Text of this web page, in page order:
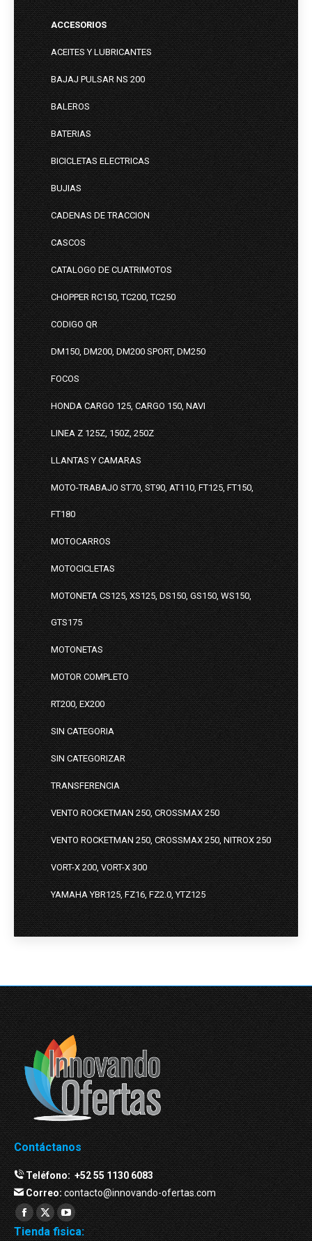
ACCESORIOS
ACEITES Y LUBRICANTES
BAJAJ PULSAR NS 200
BALEROS
BATERIAS
BICICLETAS ELECTRICAS
BUJIAS
CADENAS DE TRACCION
CASCOS
CATALOGO DE CUATRIMOTOS
CHOPPER RC150, TC200, TC250
CODIGO QR
DM150, DM200, DM200 SPORT, DM250
FOCOS
HONDA CARGO 125, CARGO 150, NAVI
LINEA Z 125Z, 150Z, 250Z
LLANTAS Y CAMARAS
MOTO-TRABAJO ST70, ST90, AT110, FT125, FT150,
FT180
MOTOCARROS
MOTOCICLETAS
MOTONETA CS125, XS125, DS150, GS150, WS150,
GTS175
MOTONETAS
MOTOR COMPLETO
RT200, EX200
SIN CATEGORIA
SIN CATEGORIZAR
TRANSFERENCIA
VENTO ROCKETMAN 250, CROSSMAX 250
VENTO ROCKETMAN 250, CROSSMAX 250, NITROX 250
VORT-X 200, VORT-X 300
YAMAHA YBR125, FZ16, FZ2.0, YTZ125
Contáctanos
Teléfono:+52 55 1130 6083
Correo:contacto@innovando-ofertas.com
Facebook
TwitterYouTube
Tienda fisica: